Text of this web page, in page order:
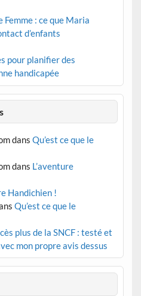
Femme : ce que Maria
d’enfants
pour planifier des
handicapée
dans Qu’est ce que le
dans L’aventure
Handichien !
Qu’est ce que le
plus de la SNCF : testé et
mon propre avis dessus